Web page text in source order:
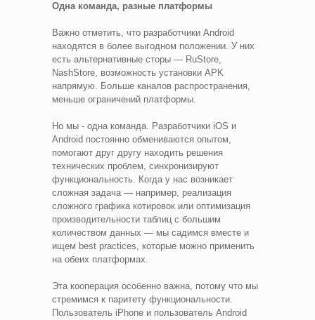
Одна команда, разные платформы
Важно отметить, что разработчики Android
находятся в более выгодном положении. У них
есть альтернативные сторы — RuStore,
NashStore, возможность установки APK
напрямую. Больше каналов распространения,
меньше ограничений платформы.
Но мы - одна команда. Разработчики iOS и
Android постоянно обмениваются опытом,
помогают друг другу находить решения
технических проблем, синхронизируют
функциональность. Когда у нас возникает
сложная задача — например, реализация
сложного графика котировок или оптимизация
производительности таблиц с большим
количеством данных — мы садимся вместе и
ищем best practices, которые можно применить
на обеих платформах.
Эта кооперация особенно важна, потому что мы
стремимся к паритету функциональности.
Пользователь iPhone и пользователь Android